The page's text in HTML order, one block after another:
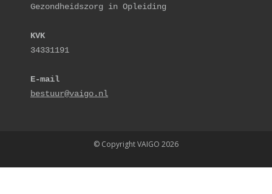
Gezondheidszorg in Opleiding
KVK
34331191
E-mail
bestuur@vaigo.nl
© Copyright VAIGO 2026